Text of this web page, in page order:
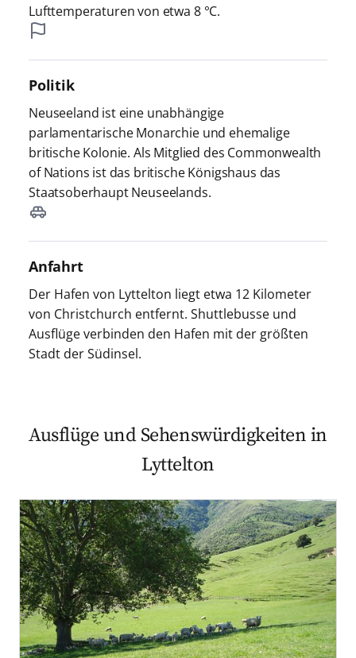
Lufttemperaturen von etwa 8 °C.
Politik
Neuseeland ist eine unabhängige
parlamentarische Monarchie und ehemalige
britische Kolonie. Als Mitglied des Commonwealth
of Nations ist das britische Königshaus das
Staatsoberhaupt Neuseelands.
Anfahrt
Der Hafen von Lyttelton liegt etwa 12 Kilometer
von Christchurch entfernt. Shuttlebusse und
Ausflüge verbinden den Hafen mit der größten
Stadt der Südinsel.
Ausflüge und Sehenswürdigkeiten in
Lyttelton